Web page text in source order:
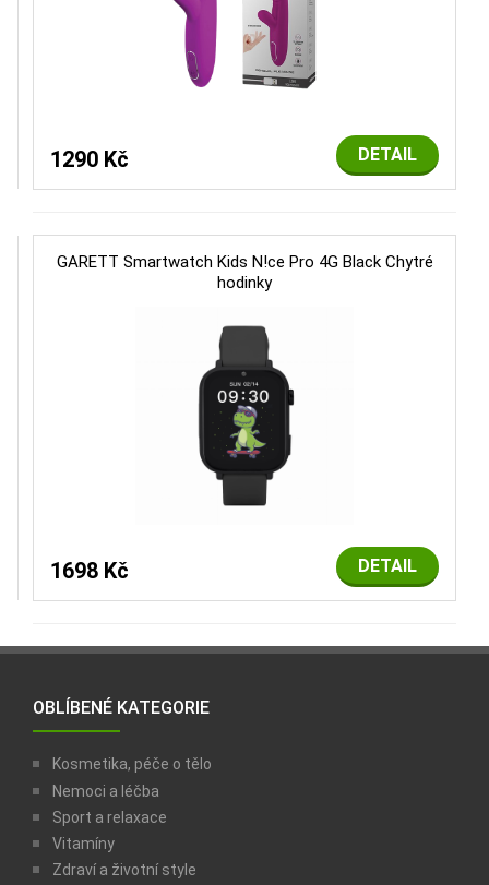
DETAIL
1290 Kč
GARETT Smartwatch Kids N!ce Pro 4G Black Chytré
hodinky
DETAIL
1698 Kč
OBLÍBENÉ KATEGORIE
Kosmetika, péče o tělo
Nemoci a léčba
Sport a relaxace
Vitamíny
Zdraví a životní style